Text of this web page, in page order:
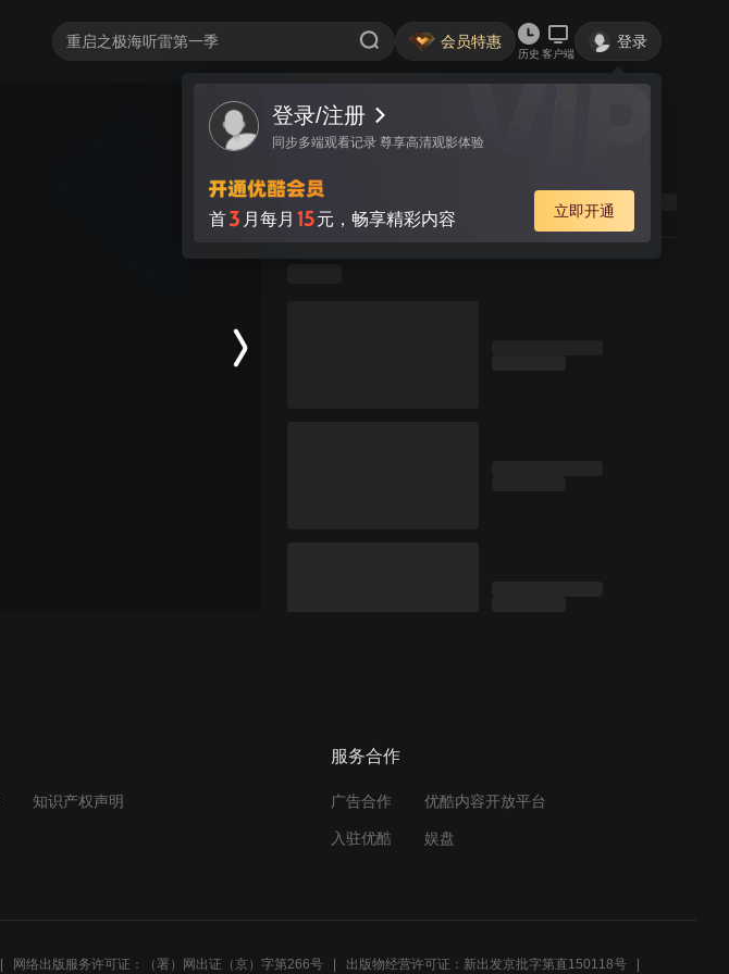
会员特惠
历史 客户端
登录
登录/注册
同步多端观看记录 尊享高清观影体验
首3 月每月 15元，畅享精彩内容 立即开通
知识产权声明
服务合作
广告合作 优酷内容开放平台
入驻优酷 娱盘
网络出版服务许可证：（署）网出证（京）字第266号 出版物经营许可证：新出发京批字第直150118号